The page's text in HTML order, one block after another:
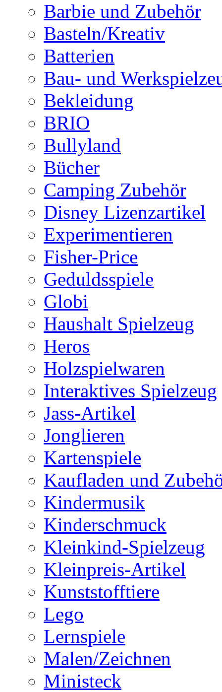
Barbie und Zubehör
Basteln/Kreativ
Batterien
Bau- und
Bekleidung
BRIO
Bullyland
Bücher
Camping Zubehör
Disney Lizenzartikel
Experimentieren
Fisher-Price
Geduldsspiele
Globi
Haushalt Spielzeug
Heros
Holzspielwaren
Interaktives Spielzeug
Jass-Artikel
Jonglieren
Kartenspiele
Kaufladen und
Kindermusik
Kinderschmuck
Kleinkind-Spielzeug
Kleinpreis-Artikel
Kunststofftiere
Lego
Lernspiele
Malen/Zeichnen
Ministeck